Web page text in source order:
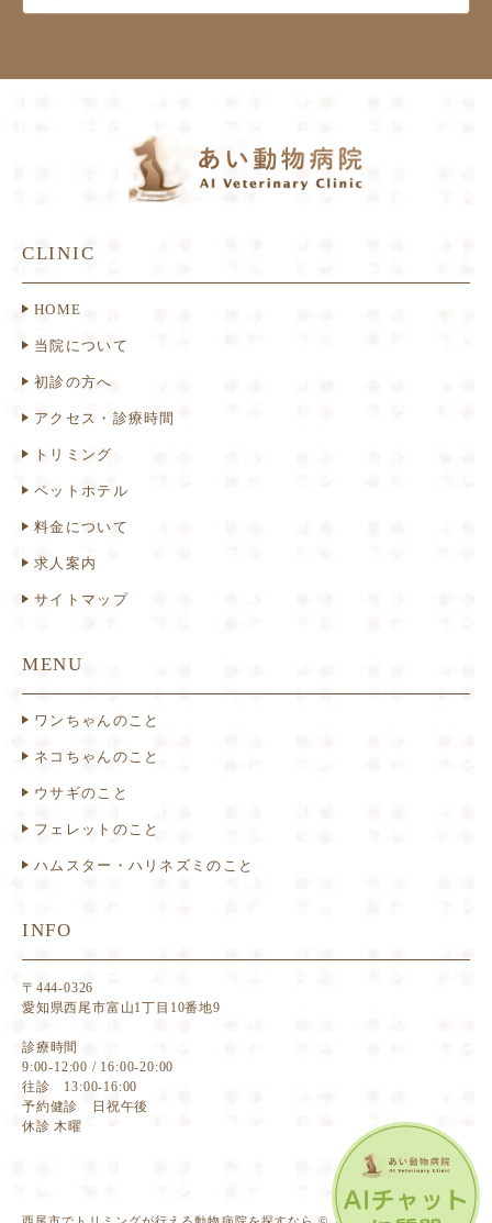
CLINIC
HOME
当院について
初診の方へ
アクセス・診療時間
トリミング
ペットホテル
料金について
求人案内
サイトマップ
MENU
ワンちゃんのこと
ネコちゃんのこと
ウサギのこと
フェレットのこと
ハムスター・ハリネズミのこと
INFO
〒444-0326
愛知県西尾市富山1丁目10番地9
診療時間
9:00-12:00 / 16:00-20:00
往診 13:00-16:00
予約健診 日祝午後
休診 木曜
西尾市でトリミングが行える動物病院を探すなら © あい動物病院